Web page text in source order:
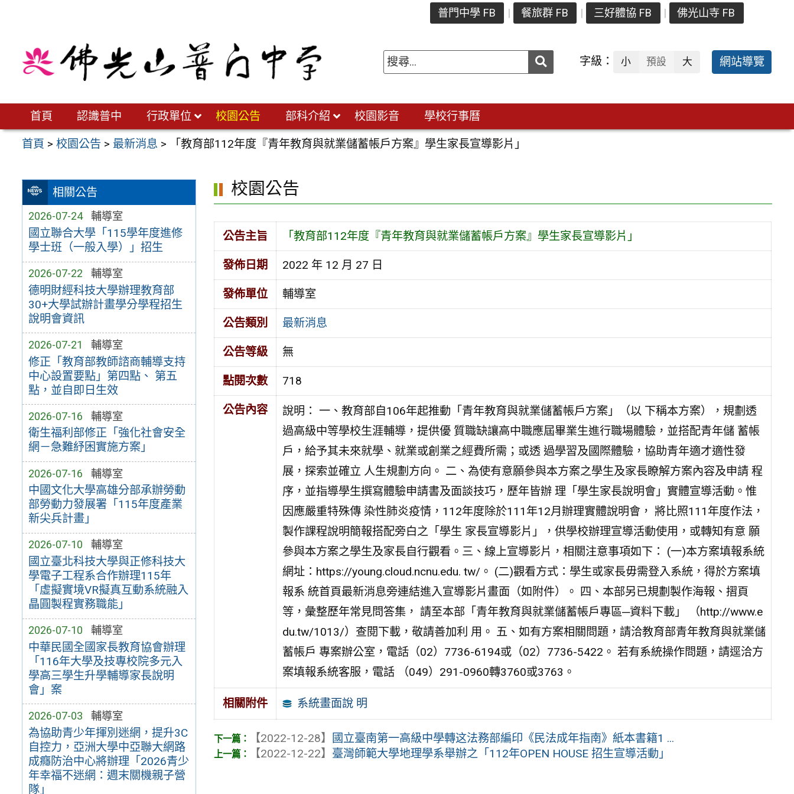
普門中學 FB 餐旅群 FB 三好體協 FB 佛光山寺 FB
送出 字級： 小 預設 大 網站導覽
首頁 認識普中 行政單位 校園公告 部科介紹 校園影音 學校行事曆
首頁 >校園公告 > 最新消息 > 「教育部112年度『青年教育與就業儲蓄帳戶方案』學生家長宣導影片」
相關公告
2026-07-24 輔導室
國立聯合大學「115學年度進修
學士班（一般入學）」招生
2026-07-22 輔導室
德明財經科技大學辦理教育部
30+大學試辦計畫學分學程招生
說明會資訊
2026-07-21 輔導室
修正「教育部教師諮商輔導支持
中心設置要點」第四點、 第五
點，並自即日生效
2026-07-16 輔導室
衛生福利部修正「強化社會安全
網－急難紓困實施方案」
2026-07-16 輔導室
中國文化大學高雄分部承辦勞動
部勞動力發展署「115年度產業
新尖兵計畫」
2026-07-10 輔導室
國立臺北科技大學與正修科技大
學電子工程系合作辦理115年
「虛擬實境VR擬真互動系統融入
晶圓製程實務職能」
2026-07-10 輔導室
中華民國全國家長教育協會辦理
「116年大學及技專校院多元入
學高三學生升學輔導家長說明
會」案
2026-07-03 輔導室
為協助青少年揮別迷網，提升3C
自控力，亞洲大學中亞聯大網路
成癮防治中心將辦理「2026青少
年幸福不迷網：週末關機親子營
隊」
校園公告
公告主旨 「教育部112年度『青年教育與就業儲蓄帳戶方案』學生家長宣導影片」
發佈日期 2022 年 12 月 27 日
發佈單位 輔導室
公告類別 最新消息
公告等級 無
點閱次數 718
公告內容
說明： 一、教育部自106年起推動「青年教育與就業儲蓄帳戶方案」（以 下稱本方案），規劃透
過高級中等學校生涯輔導，提供優 質職缺讓高中職應屆畢業生進行職場體驗，並搭配青年儲 蓄帳
戶，給予其未來就學、就業或創業之經費所需；或透 過學習及國際體驗，協助青年適才適性發
展，探索並確立 人生規劃方向。 二、為使有意願參與本方案之學生及家長瞭解方案內容及申請 程
序，並指導學生撰寫體驗申請書及面談技巧，歷年皆辦 理「學生家長說明會」實體宣導活動。惟
因應嚴重特殊傳 染性肺炎疫情，112年度除於111年12月辦理實體說明會， 將比照111年度作法，
製作課程說明簡報搭配旁白之「學生 家長宣導影片」，供學校辦理宣導活動使用，或轉知有意 願
參與本方案之學生及家長自行觀看。三、線上宣導影片，相關注意事項如下： (一)本方案填報系統
網址：https://young.cloud.ncnu.edu. tw/。 (二)觀看方式：學生或家長毋需登入系統，得於方案填
報系 統首頁最新消息旁連結進入宣導影片畫面（如附件）。 四、本部另已規劃製作海報、摺頁
等，彙整歷年常見問答集， 請至本部「青年教育與就業儲蓄帳戶專區─資料下載」 （http://www.e
du.tw/1013/）查閱下載，敬請善加利 用。 五、如有方案相關問題，請洽教育部青年教育與就業儲
蓄帳戶 專案辦公室，電話（02）7736-6194或（02）7736-5422。 若有系統操作問題，請逕洽方
案填報系統客服，電話 （049）291-0960轉3760或3763。
相關附件 系統畫面說 明
【2022-12-28】
國立臺南第一高級中學轉这法務部編印《民法成年指南》紙本書籍1 ...
【2022-12-22】 臺灣師範大學地理學系舉辦之「112年OPEN HOUSE 招生宣導活動」